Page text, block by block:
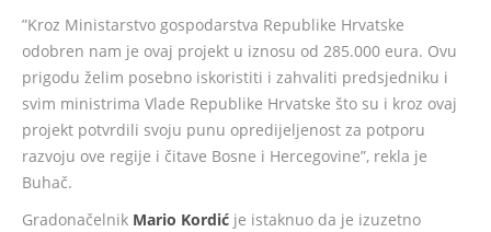
”Kroz Ministarstvo gospodarstva Republike Hrvatske
odobren nam je ovaj projekt u iznosu od 285.000 eura. Ovu
prigodu želim posebno iskoristiti i zahvaliti predsjedniku i
svim ministrima Vlade Republike Hrvatske što su i kroz ovaj
projekt potvrdili svoju punu opredijeljenost za potporu
razvoju ove regije i čitave Bosne i Hercegovine”, rekla je
Buhač.
Gradonačelnik Mario Kordić je istaknuo da je izuzetno